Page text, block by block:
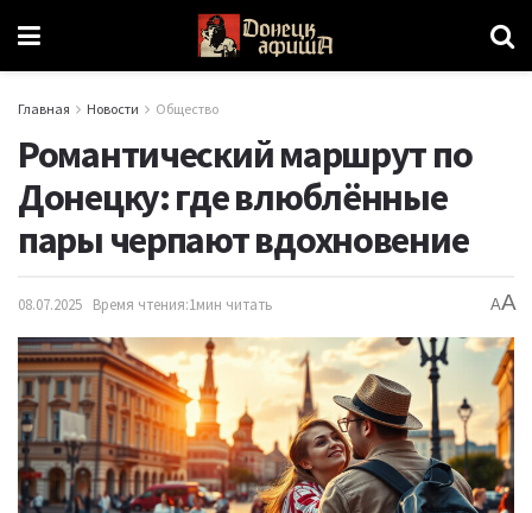
Главная Новости Общество
Романтический маршрут по
Донецку: где влюблённые
пары черпают вдохновение
08.07.2025 Время чтения:1мин читать AA